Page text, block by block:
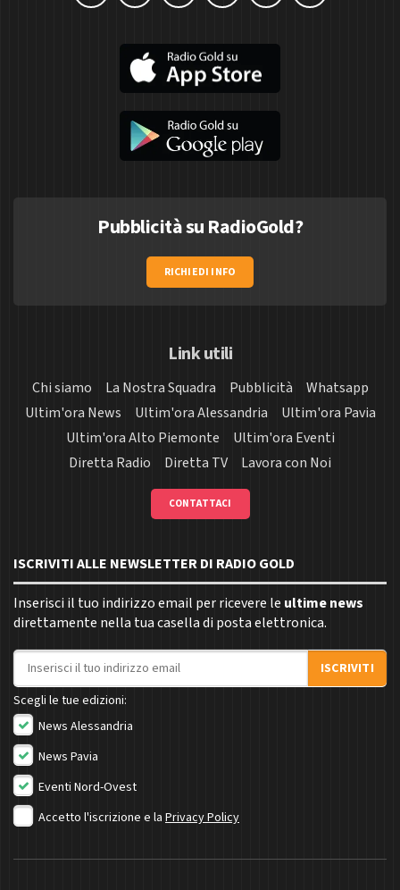
Pubblicità su RadioGold?
RICHIEDI INFO
Link utili
Chi siamo La Nostra Squadra Pubblicità
Whatsapp
Ultim'ora News
Ultim'ora Alessandria
Ultim'ora Pavia
Ultim'ora Alto Piemonte
Ultim'ora Eventi
Diretta Radio
Diretta TV Lavora con Noi
CONTATTACI
ISCRIVITI ALLE NEWSLETTER DI RADIO GOLD
Inserisci il tuo indirizzo email per ricevere le ultime news
direttamente nella tua casella di posta elettronica.
Indirizzo email
ISCRIVITI
Scegli le tue edizioni:
News Alessandria
News Pavia
Eventi Nord-Ovest
Accetto l'iscrizione e la Privacy Policy